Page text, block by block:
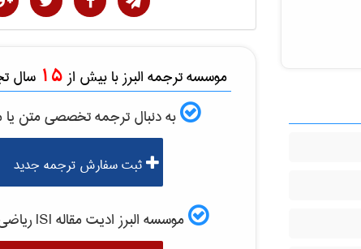
موسسه ترجمه البرز با بیش از 15 سال
به دنبال ترجمه تخصصی متن یا
ثبت سفارش ترجمه جدید
موسسه البرز ادیت مقاله ISI